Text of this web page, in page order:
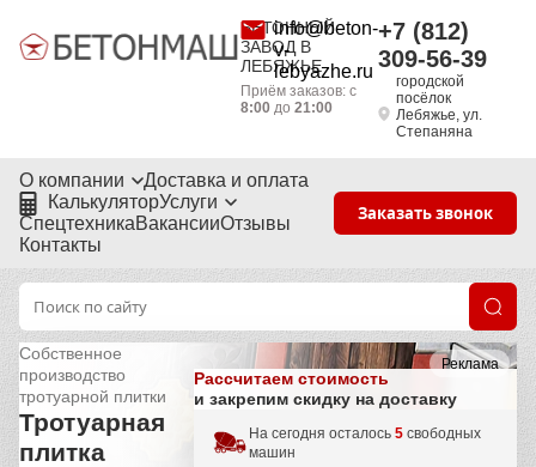
БЕТОННЫЙ
ЗАВОД В
ЛЕБЯЖЬЕ
info@beton-
v-
lebyazhe.ru
Приём заказов: с
8:00до 21:00
+7 (812)
309-56-39
городской
посёлок
Лебяжье, ул.
Степаняна
О компании
Доставка и оплата
КалькуляторУслуги
СпецтехникаВакансииОтзывы
Контакты
Заказать звонок
Реклама
Собственное
производство
тротуарной плитки
Тротуарная
плитка
Рассчитаем стоимость
и закрепим скидку на доставку
На сегодня осталось 5свободных
машин